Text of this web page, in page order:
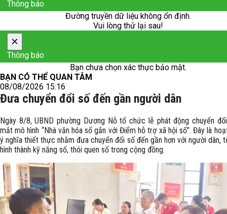
Thông báo
Đường truyền dữ liệu không ổn định.
Vui lòng thử lại sau!
×
Thông báo
Bạn chưa chọn xác thực bảo mật.
BẠN CÓ THỂ QUAN TÂM
08/08/2026 15:16
Đưa chuyển đổi số đến gần người dân
Ngày 8/8, UBND phường Dương Nỗ tổ chức lễ phát động chuyển
mắt mô hình “Nhà văn hóa số gắn với Điểm hỗ trợ xã hội số”. Đây là
ý nghĩa thiết thực nhằm đưa chuyển đổi số đến gần hơn với người dân,
hình thành kỹ năng số, thói quen số trong cộng đồng.